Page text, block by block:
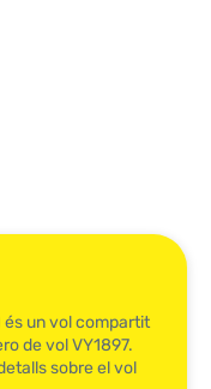
és un vol compartit
de vol VY1897.
sobre el vol